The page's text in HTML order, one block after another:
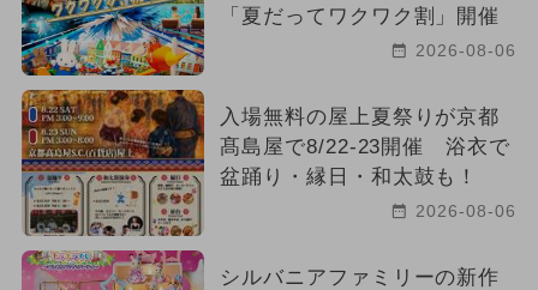
「夏だってワクワク割」開催
2026-08-06
入場無料の屋上夏祭りが京都
髙島屋で8/22-23開催 浴衣で
盆踊り・縁日・和太鼓も！
2026-08-06
シルバニアファミリーの新作